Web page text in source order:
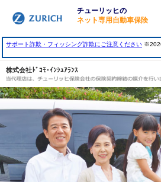
チューリッヒの
ネット専用自動車保険
サポート詐欺・フィッシング詐欺にご注意ください
株式会社ﾄﾞｺﾓ･ｲﾝｼｭｱﾗﾝｽ
当代理店は、チューリッヒ保険会社の保険契約締結の媒介
ないます。